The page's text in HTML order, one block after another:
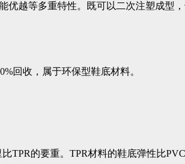
越等多重特性。既可以二次注塑成型
回收，属于环保型鞋底材料。
TPR的要重。TPR材料的鞋底弹性比